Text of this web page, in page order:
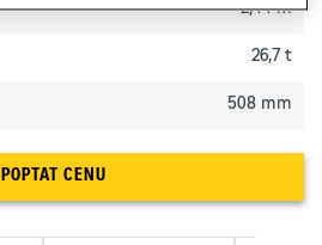
2,44 m
26,7 t
508 mm
POPTAT CENU